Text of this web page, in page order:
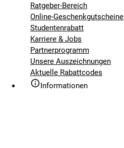
Ratgeber-Bereich
Online-Geschenkgutscheine
Studentenrabatt
Karriere & Jobs
Partnerprogramm
Unsere Auszeichnungen
Aktuelle Rabattcodes
Informationen